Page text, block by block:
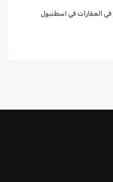
في العقارات في اسطنبول